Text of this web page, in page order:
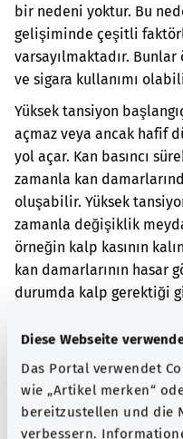
Diese Webseite
Das Portal verwendet
wie „Artikel merken“
bereitzustellen und die
verbessern.
bir nedeni yoktur. Bu
gelişiminde çeşitli
varsayılmaktadır.
ve sigara kullanımı
Yüksek tansiyon
açmaz veya ancak hafif
yol açar. Kan basıncı
zamanla kan
oluşabilir. Yüksek
zamanla değişiklik
örneğin kalp kasının
kan damarlarının hasar
durumda kalp gerektiği
Not